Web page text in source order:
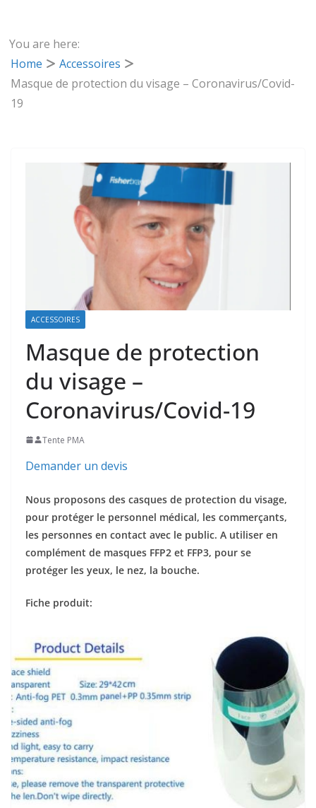
You are here:
Home
Accessoires
Masque de protection du visage – Coronavirus/Covid-
19
ACCESSOIRES
Masque de protection
du visage –
Coronavirus/Covid-19
Tente PMA
Demander un devis
Nous proposons des casques de protection du visage,
pour protéger le personnel médical, les commerçants,
les personnes en contact avec le public. A utiliser en
complément de masques FFP2 et FFP3, pour se
protéger les yeux, le nez, la bouche.
Fiche produit: